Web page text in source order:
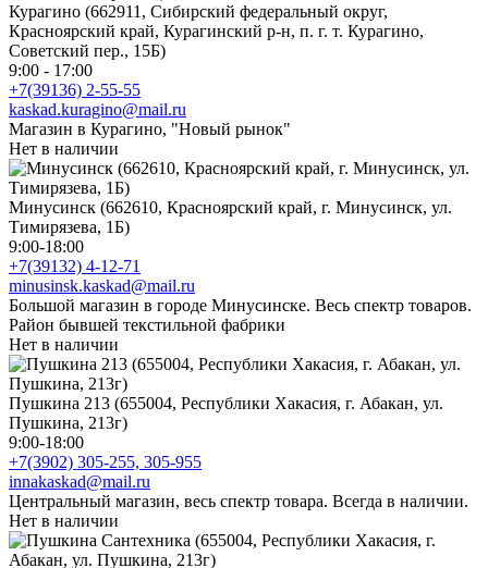
Курагино (662911, Сибирский федеральный округ,
Красноярский край, Курагинский р-н, п. г. т. Курагино,
Советский пер., 15Б)
9:00 - 17:00
+7(39136) 2-55-55
kaskad.kuragino@mail.ru
Магазин в Курагино, "Новый рынок"
Нет в наличии
Минусинск (662610, Красноярский край, г. Минусинск, ул.
Тимирязева, 1Б)
9:00-18:00
+7(39132) 4-12-71
minusinsk.kaskad@mail.ru
Большой магазин в городе Минусинске. Весь спектр товаров.
Район бывшей текстильной фабрики
Нет в наличии
Пушкина 213 (655004, Республики Хакасия, г. Абакан, ул.
Пушкина, 213г)
9:00-18:00
+7(3902) 305-255, 305-955
innakaskad@mail.ru
Центральный магазин, весь спектр товара. Всегда в наличии.
Нет в наличии